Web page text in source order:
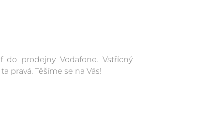
prodejny Vodafone. Vstřícný
pravá. Těšíme se na Vás!